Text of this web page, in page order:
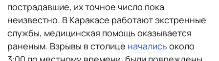
пострадавшие, их точное число пока
неизвестно. В Каракасе работают экстренные
службы, медицинская помощь оказывается
раненым. Взрывы в столице начались около